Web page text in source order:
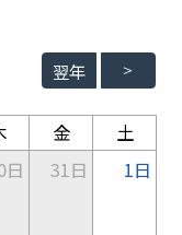
翌年
金
土
日 31日 1日